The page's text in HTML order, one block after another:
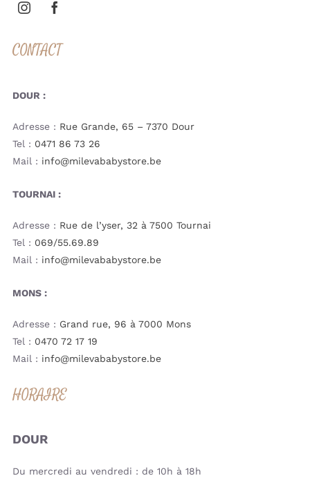
CONTACT
DOUR :
Adresse : Rue Grande, 65 – 7370 Dour
Tel : 0471 86 73 26
Mail : info@milevababystore.be
TOURNAI :
Adresse : Rue de l’yser, 32 à 7500 Tournai
Tel : 069/55.69.89
Mail : info@milevababystore.be
MONS :
Adresse : Grand rue, 96 à 7000 Mons
Tel : 0470 72 17 19
Mail : info@milevababystore.be
HORAIRE
DOUR
Du mercredi au vendredi : de 10h à 18h